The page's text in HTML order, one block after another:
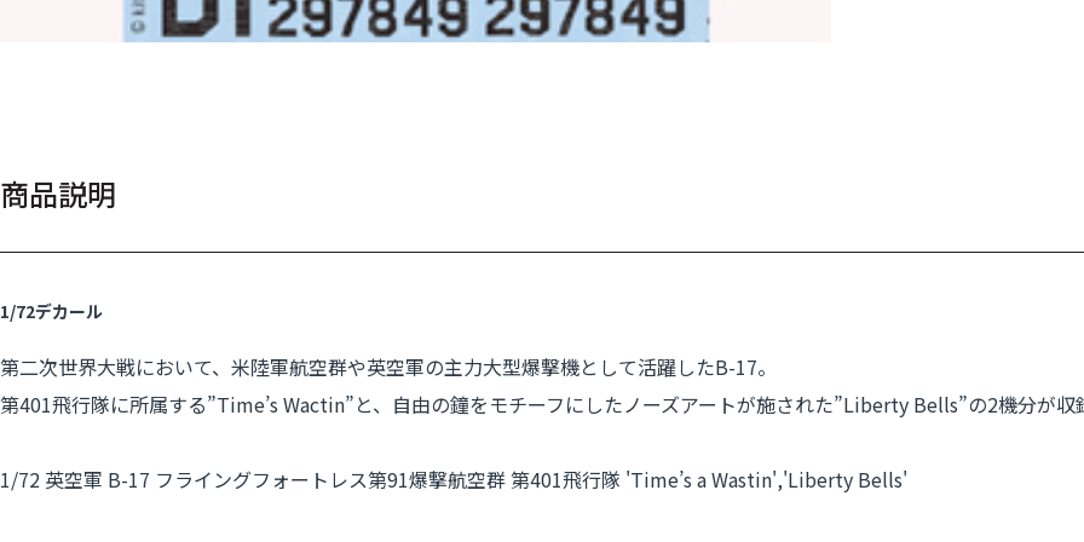
商品説明
1/72デカール
第二次世界大戦において、米陸軍航空群や英空軍の主力大型爆撃機として活躍したB-17。
第401飛行隊に所属する”Time’s Wactin”と、自由の鐘をモチーフにしたノーズアートが施された”Liberty Bells”の2機分が収
1/72 英空軍 B-17 フライングフォートレス第91爆撃航空群 第401飛行隊 'Time’s a Wastin','Liberty Bells'